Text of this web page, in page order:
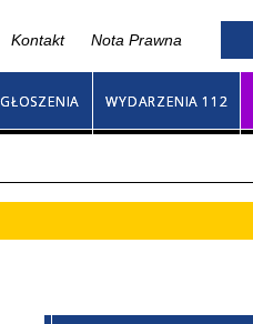
Kontakt Nota Prawna
WYDARZENIA 112